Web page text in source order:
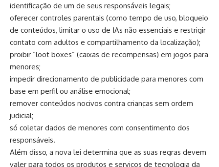
identificação de um de seus responsáveis legais;
oferecer controles parentais (como tempo de uso, bloqueio
de conteúdos, limitar o uso de IAs não essenciais e restrigir
contato com adultos e compartilhamento da localização);
proibir “loot boxes” (caixas de recompensas) em jogos para
menores;
impedir direcionamento de publicidade para menores com
base em perfil ou análise emocional;
remover conteúdos nocivos contra crianças sem ordem
judicial;
só coletar dados de menores com consentimento dos
responsáveis.
Além disso, a nova lei determina que as suas regras devem
valer para todos os produtos e serviços de tecnologia da